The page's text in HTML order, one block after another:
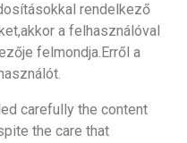
rendelkező
a felhasználóval
felmondja.Erről a
carefully the content
the care that